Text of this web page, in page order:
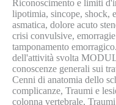
Riconoscimento e limiti
lipotimia, sincope, shock,
asmatica, dolore acuto
crisi convulsive,
tamponamento
dell'attività svolta
conoscenze generali sui
Cenni di anatomia dello
complicanze, Traumi e
colonna vertebrale,